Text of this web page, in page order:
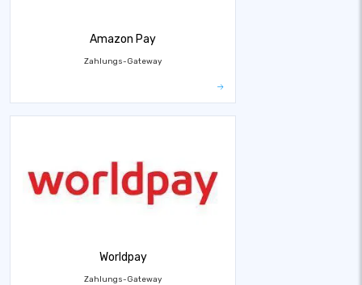
Amazon Pay
Zahlungs-Gateway
Worldpay
Zahlungs-Gateway